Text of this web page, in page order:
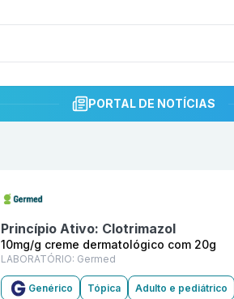
PORTAL DE NOTÍCIAS
Princípio Ativo: Clotrimazol
10mg/g creme dermatológico com 20g
LABORATÓRIO: Germed
Genérico Tópica Adulto e pediátrico